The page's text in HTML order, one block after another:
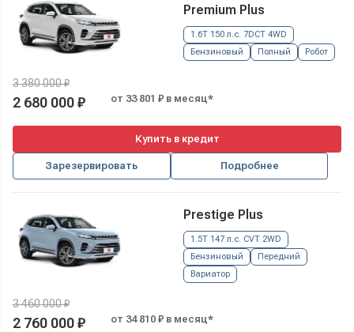
Premium Plus
1.6T 150 л.с. 7DCT 4WD
Бензиновый
Полный Робот
3 380 000 ₽
2 680 000 ₽ от 33 801 ₽ в месяц*
Купить в кредит
Зарезервировать Подробнее
Prestige Plus
1.5T 147 л.с. CVT 2WD
Бензиновый
Передний
Вариатор
3 460 000 ₽
2 760 000 ₽ от 34 810 ₽ в месяц*